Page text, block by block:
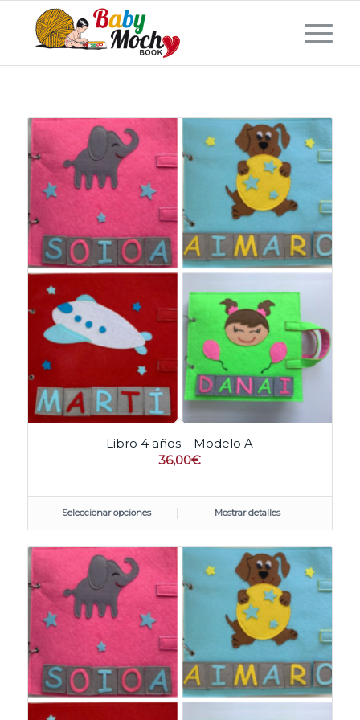
Libro 4 años – Modelo A
36,00€
Seleccionar opciones Mostrar detalles